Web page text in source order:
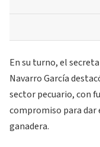
En su turno, el
Navarro García
sector pecuario, con
compromiso para dar
ganadera.